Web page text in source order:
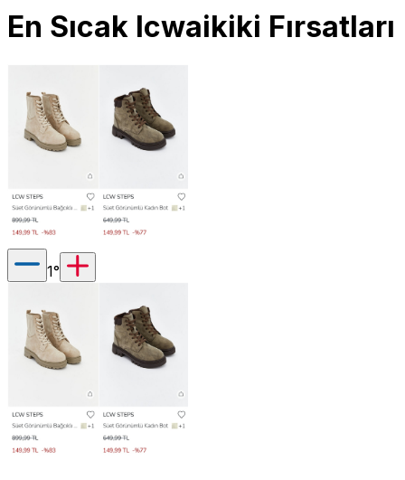
En Sıcak lcwaikiki Fırsatları
1°